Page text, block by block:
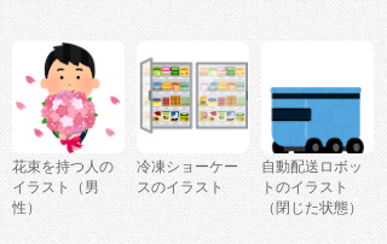
花束を持つ人の
イラスト（男
性）
冷凍ショーケー
スのイラスト
自動配送ロボッ
トのイラスト
（閉じた状態）